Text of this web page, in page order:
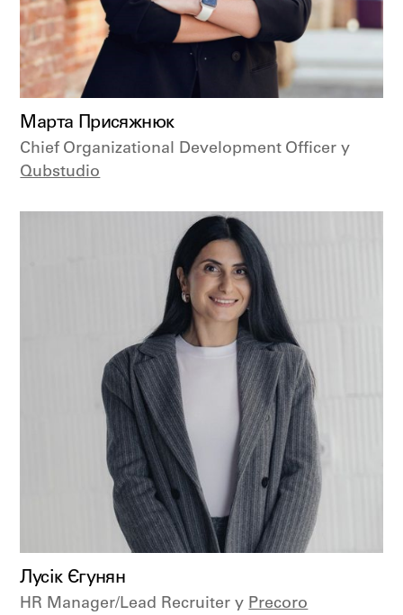
Марта Присяжнюк
Chief Organizational Development Officer у
Qubstudio
Лусік Єгунян
HR Manager/Lead Recruiter у Precoro